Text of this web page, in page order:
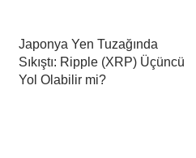
Japonya Yen Tuzağında
Sıkıştı: Ripple (XRP) Üçüncü
Yol Olabilir mi?